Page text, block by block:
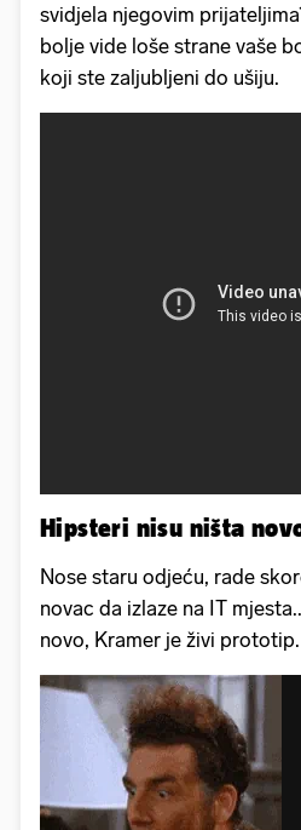
svidjela njegovim
bolje vide loše strane vaše
koji ste zaljubljeni do ušiju.
Hipsteri nisu ništa
Nose staru odjeću, rade
novac da izlaze na IT
novo, Kramer je živi prototip.